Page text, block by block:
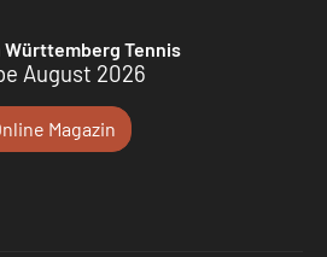
Württemberg Tennis
August 2026
Magazin